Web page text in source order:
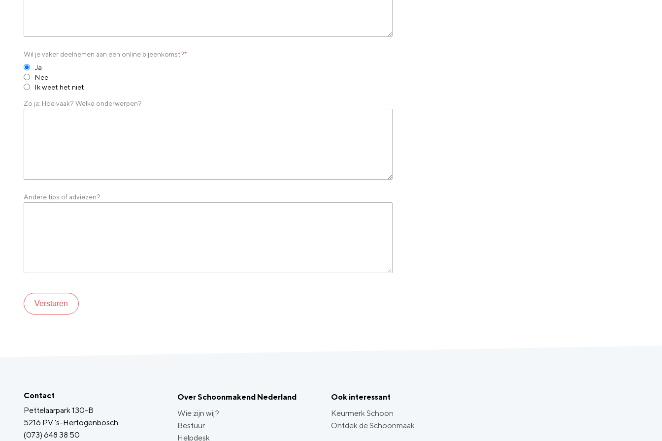
Wil je vaker deelnemen aan een online bijeenkomst?*
Ja
Nee
Ik weet het niet
Zo ja: Hoe vaak? Welke onderwerpen?
Andere tips of adviezen?
Versturen
Contact
Pettelaarpark 130-B
5216 PV 's-Hertogenbosch
(073) 648 38 50
Over Schoonmakend Nederland
Wie zijn wij?
Bestuur
Helpdesk
Ook interessant
Keurmerk Schoon
Ontdek de Schoonmaak